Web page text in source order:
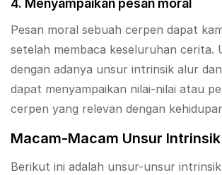
4. Menyampaikan pesan moral
Pesan moral sebuah cerpen dapat
setelah membaca keseluruhan cerita.
dengan adanya unsur intrinsik alur
dapat menyampaikan nilai-nilai atau
cerpen yang relevan dengan
Macam-Macam Unsur Intrinsik
Berikut ini adalah unsur-unsur